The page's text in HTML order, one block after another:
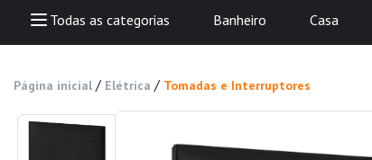
Todas as categorias Banheiro Casa
Página inicial / Elétrica / Tomadas e Interruptores